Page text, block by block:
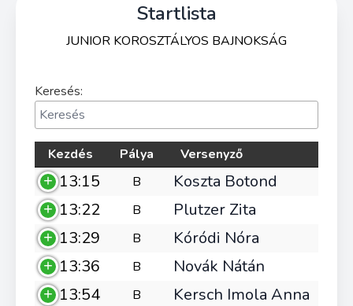
Startlista
JUNIOR KOROSZTÁLYOS BAJNOKSÁG
Keresés:
Kezdés Pálya Versenyző
13:15 B
Koszta Botond
13:22
B
Plutzer Zita
13:29
B
Kóródi Nóra
13:36
B
Novák Nátán
13:54
B
Kersch Imola Anna